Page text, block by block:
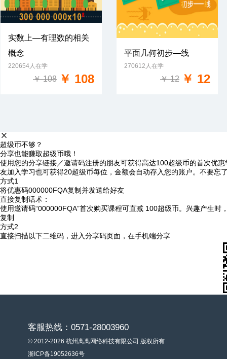
实数上—有理数的相关
概念
220654人在学
￥ 108 ￥ 108
免费试学
平面几何初步—线
270612人在学
￥ 12 ￥ 12
超级币不够？
分享也能赚取超级币哦！
使用您的分享链接／邀请码注册的朋友可获得高达100超级币的首次优
友加入学习也可获得20超级币每位，金额会自动存入您的账户。不要忘
方式1
将优惠码000000FQA复制并发送给好友
直接复制话术：
使用邀请码“000000FQA”首次购买课程可直减 100超级币。兴趣产生时
复制
方式2
直接扫描以下二维码，进入分享码页面，在手机端分享
客服热线：0571-28003960
© 2012-2026 杭州离离网络科技有限公司 版权所有
浙ICP备19052636号